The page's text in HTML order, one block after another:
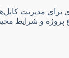
مدیریت
پروژه و شرایط